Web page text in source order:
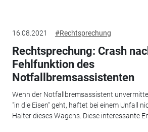
16.08.2021 #Rechtsprechung
Rechtsprechung: Crash
Fehlfunktion des
Notfallbremsassistenten
Wenn der Notfallbremsassistent
"in die Eisen" geht, haftet bei einem Unfall
Halter dieses Wagens. Diese interessante